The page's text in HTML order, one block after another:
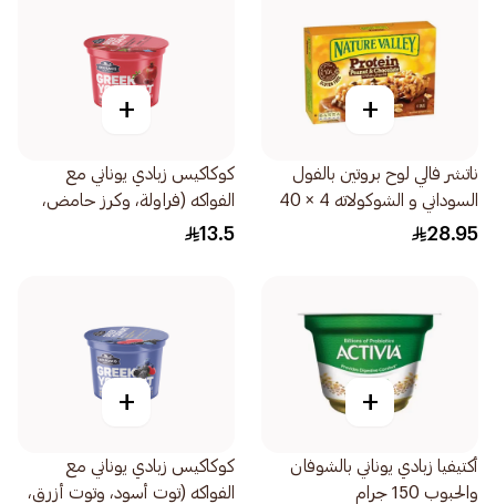
+
ناتشر فالي لوح بروتين بالفول
السوداني و الشوكولاته 4 × 40
جرام
28.95
+
كوكاكيس زبادي يوناني مع
الفواكه (فراولة، وكرز حامض،
ورمان) 0٪ دسم 150جرام
13.5
+
أكتيفيا زبادي يوناني بالشوفان
والحبوب 150 جرام
+
كوكاكيس زبادي يوناني مع
الفواكه (توت أسود، وتوت أزرق،